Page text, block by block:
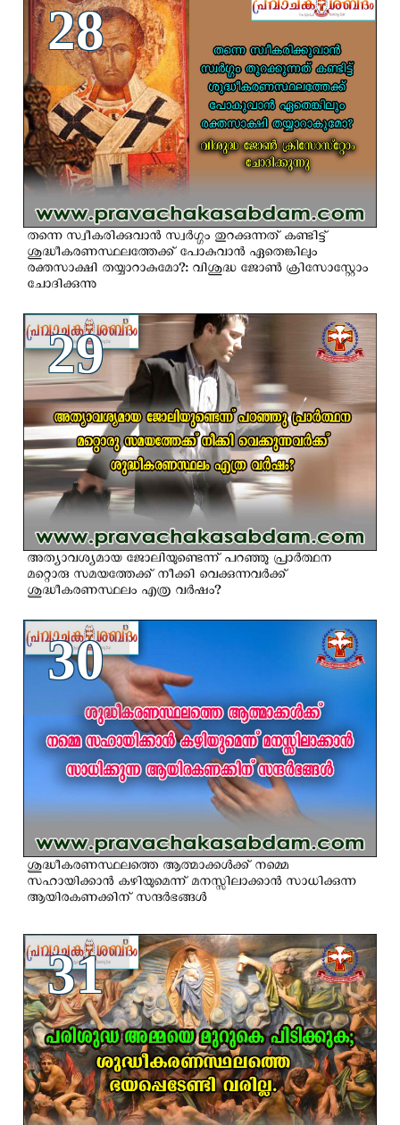
28
തന്നെ സ്വീകരിക്കുവാന്‍ സ്വര്‍ഗ്ഗം തുറക്കുന്നത് കണ്ടിട്ട്
ശുദ്ധീകരണസ്ഥലത്തേക്ക് പോകുവാന്‍ ഏതെങ്കിലും
രക്തസാക്ഷി തയ്യാറാകുമോ?: വിശുദ്ധ ജോണ്‍ ക്രിസോസ്റ്റോം
ചോദിക്കുന്നു
29
അത്യാവശ്യമായ ജോലിയുണ്ടെന്ന് പറഞ്ഞു പ്രാര്‍ത്ഥന
മറ്റൊരു സമയത്തേക്ക് നീക്കി വെക്കുന്നവര്‍ക്ക്
ശുദ്ധീകരണസ്ഥലം എത്ര വര്‍ഷം?
30
ശുദ്ധീകരണസ്ഥലത്തെ ആത്മാക്കള്‍ക്ക് നമ്മെ
സഹായിക്കാന്‍ കഴിയുമെന്ന് മനസ്സിലാക്കാന്‍ സാധിക്കുന്ന
ആയിരകണക്കിന് സന്ദര്‍ഭങ്ങള്‍
31